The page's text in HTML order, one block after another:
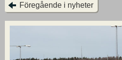
Föregående i nyheter